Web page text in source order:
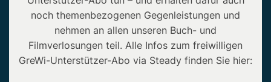
noch themenbezogenen Gegenleistungen und
nehmen an allen unseren Buch- und
Filmverlosungen teil. Alle Infos zum freiwilligen
GreWi-Unterstützer-Abo via Steady finden Sie hier: